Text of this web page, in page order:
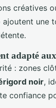
créatives
ajoutent une
adapté
: zones
noir,
confiance